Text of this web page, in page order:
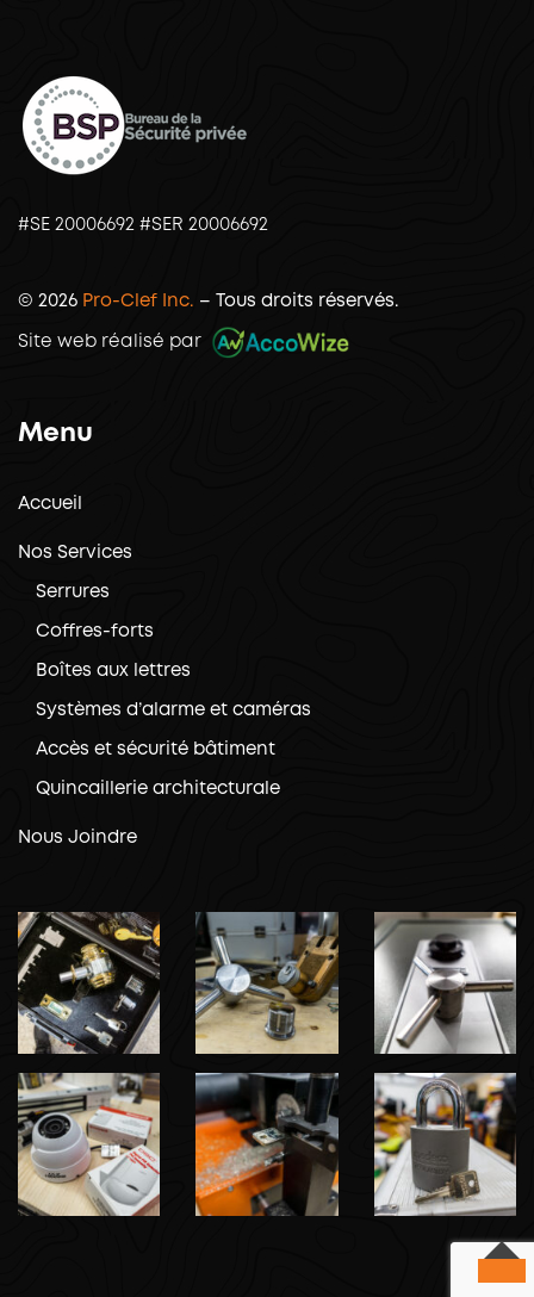
#SE 20006692 #SER 20006692
© 2026 Pro-Clef Inc. – Tous droits réservés.
Site web réalisé par
Menu
Accueil
Nos Services
Serrures
Coffres-forts
Boîtes aux lettres
Systèmes d’alarme et caméras
Accès et sécurité bâtiment
Quincaillerie architecturale
Nous Joindre
TOP